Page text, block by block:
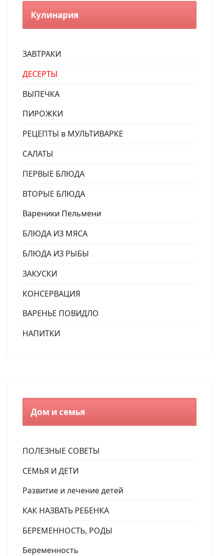
Кулинария
ЗАВТРАКИ
ДЕСЕРТЫ
ВЫПЕЧКА
ПИРОЖКИ
РЕЦЕПТЫ в МУЛЬТИВАРКЕ
САЛАТЫ
ПЕРВЫЕ БЛЮДА
ВТОРЫЕ БЛЮДА
Вареники Пельмени
БЛЮДА ИЗ МЯСА
БЛЮДА ИЗ РЫБЫ
ЗАКУСКИ
КОНСЕРВАЦИЯ
ВАРЕНЬЕ ПОВИДЛО
НАПИТКИ
Дом и семья
ПОЛЕЗНЫЕ СОВЕТЫ
СЕМЬЯ И ДЕТИ
Развитие и лечение детей
КАК НАЗВАТЬ РЕБЕНКА
БЕРЕМЕННОСТЬ, РОДЫ
Беременность